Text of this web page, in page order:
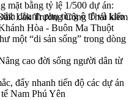
Lắk Trương Công Thái kiểm
Hòa - Buôn Ma Thuột
một “di sản sống” trong dòng
cao đời sống người dân từ
đẩy nhanh tiến độ các dự án
Nam Phú Yên
mặt bằng tỷ lệ 1/500 dự án:
doanh phụ tùng ô tô và kho